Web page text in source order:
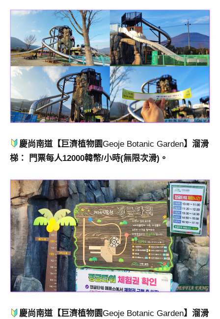
慶尚南道【巨濟植物園Geoje Botanic Garden】溜滑
梯： 門票每人12000韓幣/小時(無限次滑)。
慶尚南道【巨濟植物園Geoje Botanic Garden】溜滑